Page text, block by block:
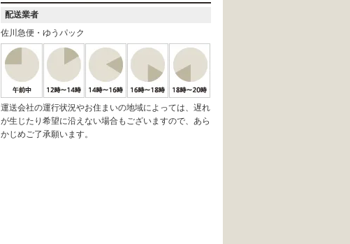
配送業者
佐川急便・ゆうパック
運送会社の運行状況やお住まいの地域によっては、遅れ
が生じたり希望に沿えない場合もございますので、あら
かじめご了承願います。